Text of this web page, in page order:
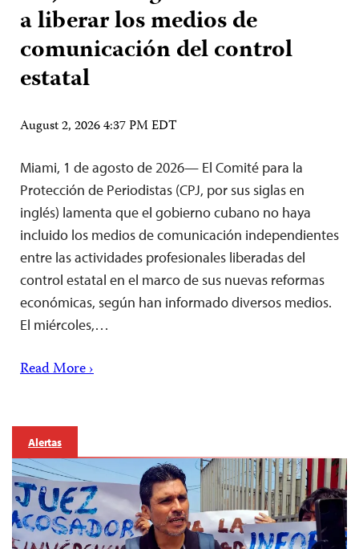
a liberar los medios de
comunicación del control
estatal
August 2, 2026 4:37 PM EDT
Miami, 1 de agosto de 2026— El Comité para la
Protección de Periodistas (CPJ, por sus siglas en
inglés) lamenta que el gobierno cubano no haya
incluido los medios de comunicación independientes
entre las actividades profesionales liberadas del
control estatal en el marco de sus nuevas reformas
económicas, según han informado diversos medios.
El miércoles,…
Read More ›
Alertas